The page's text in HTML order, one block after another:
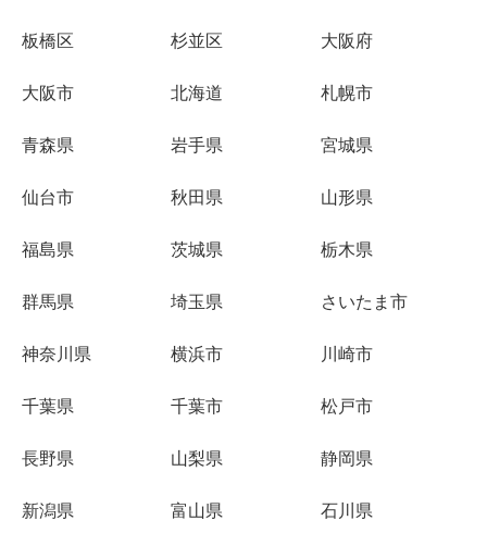
板橋区 杉並区 大阪府
大阪市 北海道 札幌市
青森県 岩手県 宮城県
仙台市 秋田県 山形県
福島県 茨城県 栃木県
群馬県 埼玉県 さいたま市
神奈川県 横浜市 川崎市
千葉県 千葉市 松戸市
長野県 山梨県 静岡県
新潟県 富山県 石川県